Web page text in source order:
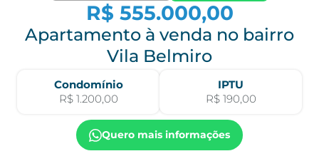
R$ 555.000,00
Apartamento à venda no bairro
Vila Belmiro
Condomínio
R$ 1.200,00
IPTU
R$ 190,00
Quero mais informações